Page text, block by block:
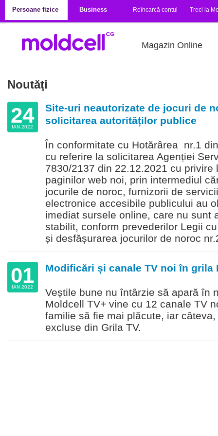
Persoane fizice
Business Reîncarcă contul Treci la
Magazin Online
Noutăţi
24
IAN 2022
Site-uri neautorizate de jocuri de
solicitarea autorităților publice
În conformitate cu Hotărârea nr.1
cu referire la solicitarea Agenției
7830/2137 din 22.12.2021 cu privire
paginilor web noi, prin intermediul
jocurile de noroc, furnizorii de
electronice accesibile publicului au
imediat sursele online, care nu sunt
stabilit, conform prevederilor Legii
și desfășurarea jocurilor de noroc
01
IAN 2022
Modificări și canale TV noi în grila
Veștile bune nu întârzie să apară în
Moldcell TV+ vine cu 12 canale TV
familie să fie mai plăcute, iar
excluse din Grila TV.